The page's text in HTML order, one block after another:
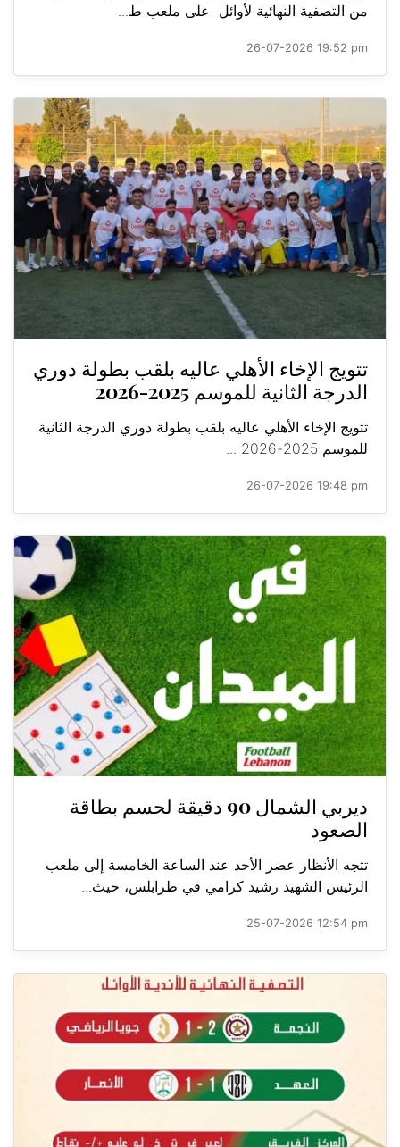
من التصفية النهائية لأوائل على ملعب ط...
26-07-2026 19:52 pm
تتويج الإخاء الأهلي عاليه بلقب بطولة دوري
الدرجة الثانية للموسم 2025-2026
تتويج الإخاء الأهلي عاليه بلقب بطولة دوري الدرجة الثانية
للموسم 2025-2026 ...
26-07-2026 19:48 pm
ديربي الشمال 90 دقيقة لحسم بطاقة
الصعود
تتجه الأنظار عصر الأحد عند الساعة الخامسة إلى ملعب
الرئيس الشهيد رشيد كرامي في طرابلس، حيث...
25-07-2026 12:54 pm